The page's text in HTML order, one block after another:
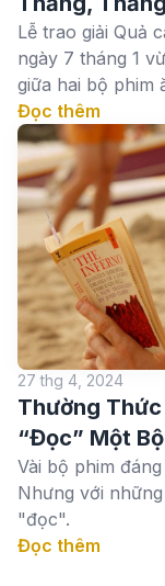
Lễ trao giải Quả
ngày 7 tháng 1
giữa hai bộ phim
Đọc thêm
27 thg 4, 2024
Thường
“Đọc” Một
Vài bộ phim
Nhưng với
"đọc".
Đọc thêm